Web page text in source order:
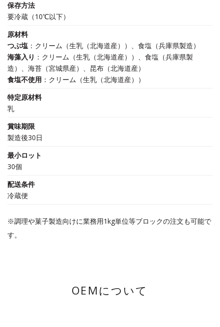
保存方法
要冷蔵（10℃以下）
原材料
つぶ塩 ：クリーム（生乳（北海道産））、食塩（兵庫県製造）
海藻入り ：クリーム（生乳（北海道産））、食塩（兵庫県製
造）、海苔（宮城県産）、昆布（北海道産）
食塩不使用 ：クリーム（生乳（北海道産））
特定原材料
乳
賞味期限
製造後30日
最小ロット
30個
配送条件
冷蔵便
※調理や菓子製造向けに業務用1kg単位等ブロックの注文も可能で
す。
OEMについて